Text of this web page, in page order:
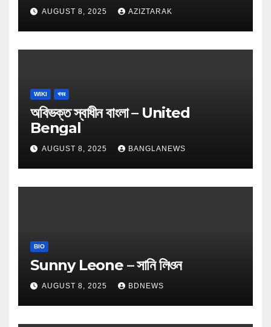
AUGUST 8, 2025 AZIZTARAK
WIKI খবর
অবিভক্ত স্বাধীন বাংলা – United
Bengal
AUGUST 8, 2025 BANGLANEWS
BIO
Sunny Leone – সানি লিওন
AUGUST 8, 2025 BDNEWS